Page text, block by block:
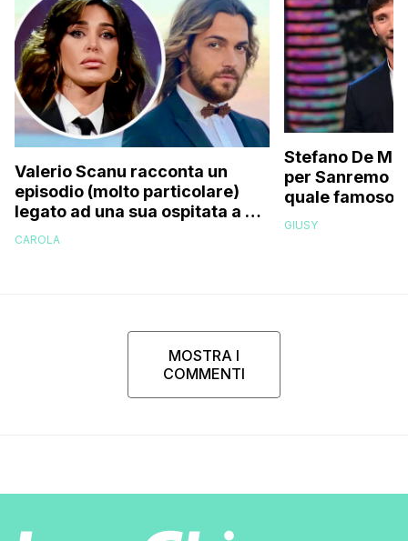
Valerio Scanu racconta un
episodio (molto particolare)
legato ad una sua ospitata a Le
Iene mai andata in onda: “Belen
CAROLA
Stefano De
per Sanremo
quale famoso
relativo
GIUSY
MOSTRA I
COMMENTI